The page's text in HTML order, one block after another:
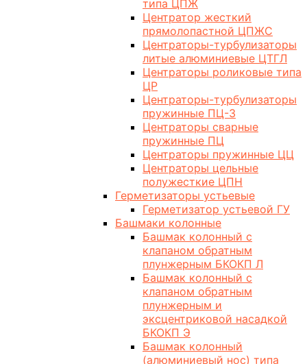
типа ЦПЖ
Центратор жесткий
прямолопастной ЦПЖС
Центраторы-турбулизаторы
литые алюминиевые ЦТГЛ
Центраторы роликовые типа
ЦР
Центраторы-турбулизаторы
пружинные ПЦ-3
Центраторы сварные
пружинные ПЦ
Центраторы пружинные ЦЦ
Центраторы цельные
полужесткие ЦПН
Герметизаторы устьевые
Герметизатор устьевой ГУ
Башмаки колонные
Башмак колонный с
клапаном обратным
плунжерным БКОКП Л
Башмак колонный с
клапаном обратным
плунжерным и
эксцентриковой насадкой
БКОКП Э
Башмак колонный
(алюминиевый нос) типа